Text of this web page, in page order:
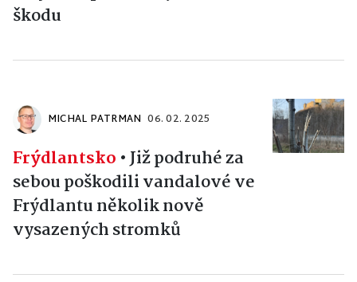
škodu
MICHAL PATRMAN 06. 02. 2025
Frýdlantsko •Již podruhé za
sebou poškodili vandalové ve
Frýdlantu několik nově
vysazených stromků